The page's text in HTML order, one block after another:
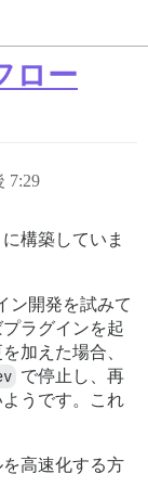
ロー
7:29
構築していま
ン開発を試みて
ラグインを起
加えた場合、
で停止し、再
うです。これ
高速化する方